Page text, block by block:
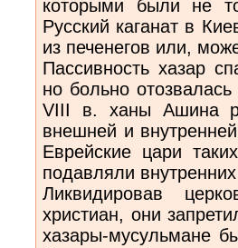
которыми были не
Русский каганат в
из печенегов или,
Пассивность хазар
но больно
VIII в. ханы Ашина
внешней и
Еврейские цари
подавляли
Ликвидировав
христиан, они
хазары-мусульмане